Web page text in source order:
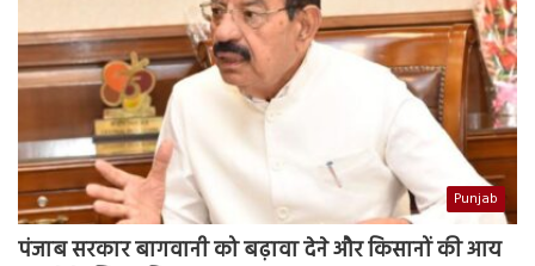
Punjab
पंजाब सरकार बागवानी को बढ़ावा देने और किसानों की आय